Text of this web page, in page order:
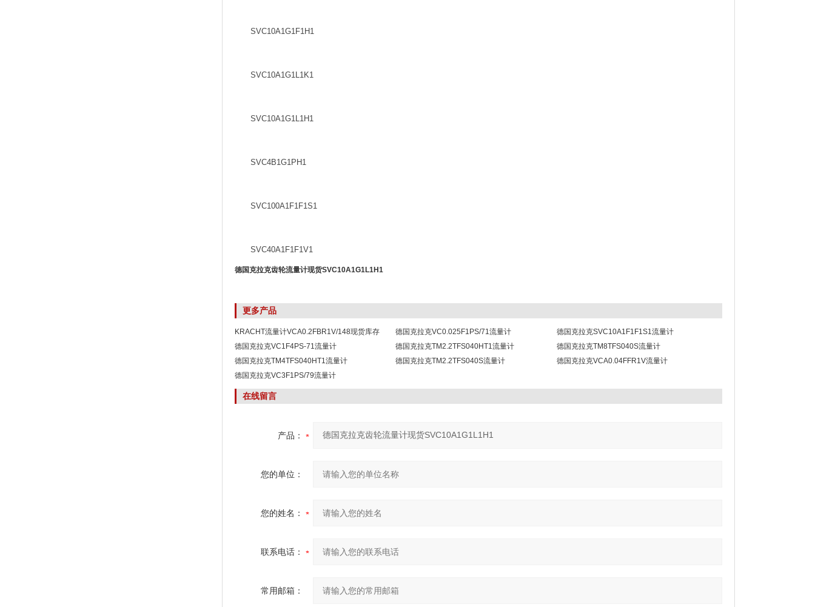
SVC10A1G1F1H1
SVC10A1G1L1K1
SVC10A1G1L1H1
SVC4B1G1PH1
SVC100A1F1F1S1
SVC40A1F1F1V1
德国克拉克齿轮流量计现货SVC10A1G1L1H1
更多产品
KRACHT流量计VCA0.2FBR1V/148现货库存 德国克拉克VC0.025F1PS/71流量计
德国克拉克SVC10A1F1F1S1流量计
德国克拉克VC1F4PS-71流量计
德国克拉克TM2.2TFS040HT1流量计
德国克拉克TM8TFS040S流量计
德国克拉克TM4TFS040HT1流量计
德国克拉克TM2.2TFS040S流量计
德国克拉克VCA0.04FFR1V流量计
德国克拉克VC3F1PS/79流量计
在线留言
产品：
您的单位：
您的姓名：
联系电话：
常用邮箱：